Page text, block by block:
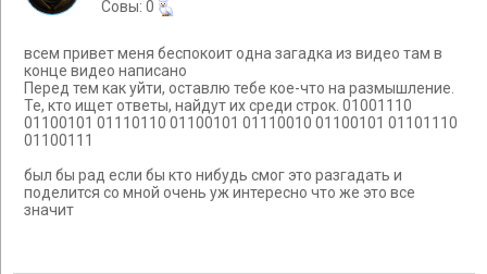
Cовы: 0
всем привет меня беспокоит одна загадка из видео там в
конце видео написано
Перед тем как уйти, оставлю тебе кое-что на размышление.
Те, кто ищет ответы, найдут их среди строк. 01001110
01100101 01110110 01100101 01110010 01100101 01101110
01100111
был бы рад если бы кто нибудь смог это разгадать и
поделится со мной очень уж интересно что же это все
значит